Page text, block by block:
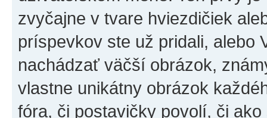
zvyčajne v tvare hviezdičiek
príspevkov ste už pridali, alebo
nachádzať väčší obrázok,
vlastne unikátny obrázok
fóra, či postavičky povolí, či